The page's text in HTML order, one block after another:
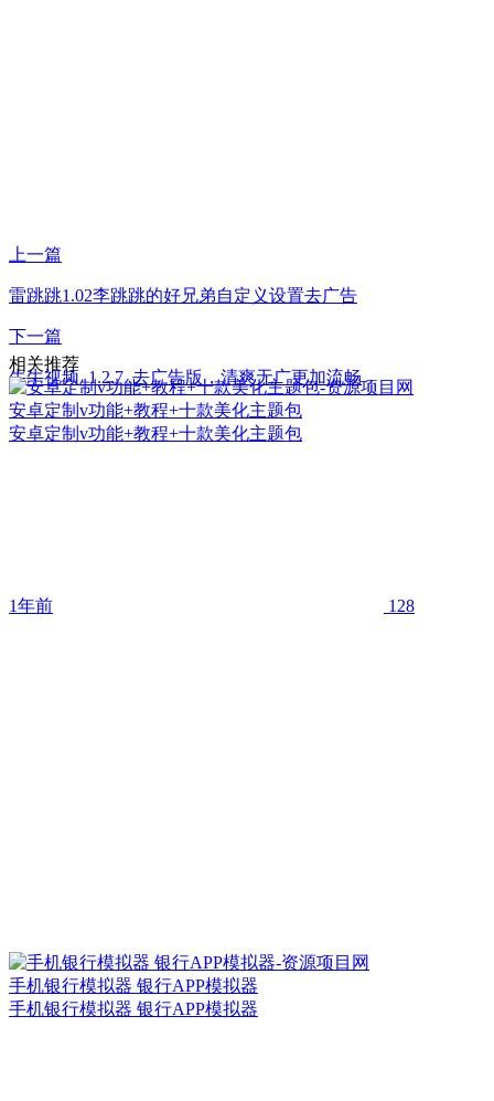
上一篇
雷跳跳1.02李跳跳的好兄弟自定义设置去广告
下一篇
牛牛视频_1.2.7_去广告版，清爽无广更加流畅
相关推荐
安卓定制v功能+教程+十款美化主题包
安卓定制v功能+教程+十款美化主题包
1年前 128
手机银行模拟器 银行APP模拟器
手机银行模拟器 银行APP模拟器